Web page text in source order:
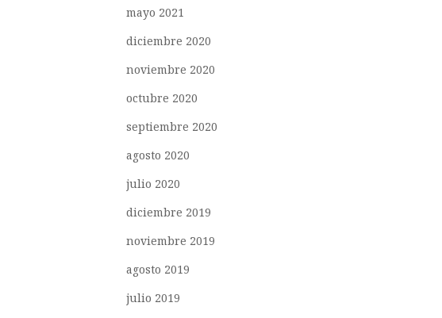
mayo 2021
diciembre 2020
noviembre 2020
octubre 2020
septiembre 2020
agosto 2020
julio 2020
diciembre 2019
noviembre 2019
agosto 2019
julio 2019